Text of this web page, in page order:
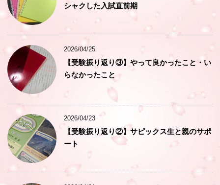
シャクした入試直前期
2026/04/25
【受験振り返り③】やって良かったこと・い
らなかったこと
2026/04/23
【受験振り返り②】サピックス生と親のサポ
ート